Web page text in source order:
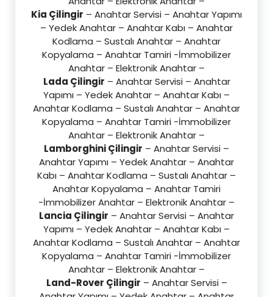
Kia Çilingir – Anahtar Servisi – Anahtar Yapımı
– Yedek Anahtar – Anahtar Kabı – Anahtar
Kodlama – Sustalı Anahtar – Anahtar
Kopyalama – Anahtar Tamiri -İmmobilizer
Anahtar – Elektronik Anahtar –
Lada Çilingir – Anahtar Servisi – Anahtar
Yapımı – Yedek Anahtar – Anahtar Kabı –
Anahtar Kodlama – Sustalı Anahtar – Anahtar
Kopyalama – Anahtar Tamiri -İmmobilizer
Anahtar – Elektronik Anahtar –
Lamborghini Çilingir – Anahtar Servisi –
Anahtar Yapımı – Yedek Anahtar – Anahtar
Kabı – Anahtar Kodlama – Sustalı Anahtar –
Anahtar Kopyalama – Anahtar Tamiri
-İmmobilizer Anahtar – Elektronik Anahtar –
Lancia Çilingir – Anahtar Servisi – Anahtar
Yapımı – Yedek Anahtar – Anahtar Kabı –
Anahtar Kodlama – Sustalı Anahtar – Anahtar
Kopyalama – Anahtar Tamiri -İmmobilizer
Anahtar – Elektronik Anahtar –
Land-Rover Çilingir – Anahtar Servisi –